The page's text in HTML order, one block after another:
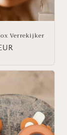
Verrekijker